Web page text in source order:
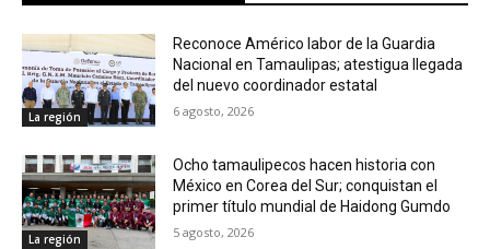
La región
Reconoce Américo labor de la Guardia
Nacional en Tamaulipas; atestigua llegada
del nuevo coordinador estatal
6 agosto, 2026
La región
Ocho tamaulipecos hacen historia con
México en Corea del Sur; conquistan el
primer título mundial de Haidong Gumdo
5 agosto, 2026